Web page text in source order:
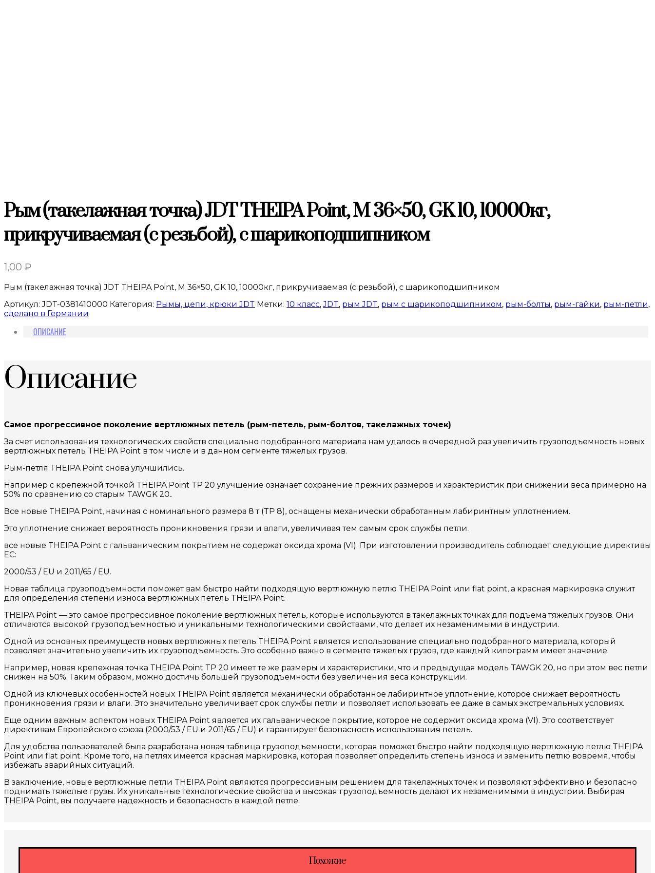
Рым (такелажная точка) JDT THEIPA Point, M 36×50, GK 10, 10000кг,
прикручиваемая (с резьбой), с шарикоподшипником
1,00 ₽
Рым (такелажная точка) JDT THEIPA Point, M 36×50, GK 10, 10000кг, прикручиваемая (с резьбой), с шарикоподшипником
Артикул:JDT-0381410000 Категория: Рымы, цепи, крюки JDT Метки: 10 класс,JDT, рым JDT, рым с шарикоподшипником, рым-болты, рым-гайки, рым-петли,
сделано в Германии
ОПИСАНИЕ
Описание
Самое прогрессивное поколение вертлюжных петель (рым-петель, рым-болтов, такелажных точек)
За счет использования технологических свойств специально подобранного материала нам удалось в очередной раз увеличить грузоподъемность новых
вертлюжных петель THEIPA Point в том числе и в данном сегменте тяжелых грузов.
Рым-петля THEIPA Point снова улучшились.
Например с крепежной точкой THEIPA Point TP 20 улучшение означает сохранение прежних размеров и характеристик при снижении веса примерно на
50% по сравнению со старым TAWGK 20..
Все новые THEIPA Point, начиная с номинального размера 8 т (TP 8), оснащены механически обработанным лабиринтным уплотнением.
Это уплотнение снижает вероятность проникновения грязи и влаги, увеличивая тем самым срок службы петли.
все новые THEIPA Point с гальваническим покрытием не содержат оксида хрома (VI). При изготовлении производитель соблюдает следующие директивы
ЕС:
2000/53 / EU и 2011/65 / EU.
Новая таблица грузоподъемности поможет вам быстро найти подходящую вертлюжную петлю THEIPA Point или flat point, а красная маркировка служит
для определения степени износа вертлюжных петель THEIPA Point.
THEIPA Point — это самое прогрессивное поколение вертлюжных петель, которые используются в такелажных точках для подъема тяжелых грузов. Они
отличаются высокой грузоподъемностью и уникальными технологическими свойствами, что делает их незаменимыми в индустрии.
Одной из основных преимуществ новых вертлюжных петель THEIPA Point является использование специально подобранного материала, который
позволяет значительно увеличить их грузоподъемность. Это особенно важно в сегменте тяжелых грузов, где каждый килограмм имеет значение.
Например, новая крепежная точка THEIPA Point TP 20 имеет те же размеры и характеристики, что и предыдущая модель TAWGK 20, но при этом вес петли
снижен на 50%. Таким образом, можно достичь большей грузоподъемности без увеличения веса конструкции.
Одной из ключевых особенностей новых THEIPA Point является механически обработанное лабиринтное уплотнение, которое снижает вероятность
проникновения грязи и влаги. Это значительно увеличивает срок службы петли и позволяет использовать ее даже в самых экстремальных условиях.
Еще одним важным аспектом новых THEIPA Point является их гальваническое покрытие, которое не содержит оксида хрома (VI). Это соответствует
директивам Европейского союза (2000/53 / EU и 2011/65 / EU) и гарантирует безопасность использования петель.
Для удобства пользователей была разработана новая таблица грузоподъемности, которая поможет быстро найти подходящую вертлюжную петлю THEIPA
Point или flat point. Кроме того, на петлях имеется красная маркировка, которая позволяет определить степень износа и заменить петлю вовремя, чтобы
избежать аварийных ситуаций.
В заключение, новые вертлюжные петли THEIPA Point являются прогрессивным решением для такелажных точек и позволяют эффективно и безопасно
поднимать тяжелые грузы. Их уникальные технологические свойства и высокая грузоподъемность делают их незаменимыми в индустрии. Выбирая
THEIPA Point, вы получаете надежность и безопасность в каждой петле.
Похожие